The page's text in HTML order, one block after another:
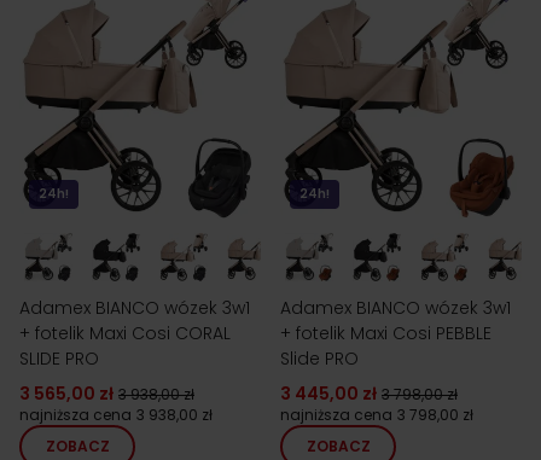
24h!
Adamex BIANCO wózek 3w1
+ fotelik Maxi Cosi CORAL
SLIDE PRO
3 565,00 zł 3 938,00 zł
najniższa cena 3 938,00 zł
ZOBACZ
24h!
Adamex BIANCO wózek 3w1
+ fotelik Maxi Cosi PEBBLE
Slide PRO
3 445,00 zł 3 798,00 zł
najniższa cena 3 798,00 zł
ZOBACZ